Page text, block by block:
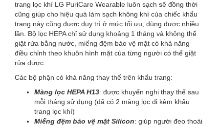
trang lọc khí LG PuriCare Wearable luôn sạch sẽ đồng thời
cũng giúp cho hiệu quả làm sạch không khí của chiếc khẩu
trang này cũng được duy trì ở mức tối ưu, dùng được nhiều
lần. Bộ lọc HEPA chỉ sử dụng khoảng 1 tháng và không thể
giặt rửa bằng nước, miếng đệm bảo vệ mặt có khả năng
điều chỉnh theo khuôn hình mặt của từng người có thể giặt
rửa được.
Các bộ phận có khả năng thay thế trên khẩu trang:
Màng lọc HEPA H13: được khuyến nghị thay thế sau
mỗi tháng sử dụng (đã có 2 màng lọc đi kèm khẩu
trang lọc khí)
Miếng đệm bảo vệ mặt Silicon: giúp người đeo thoải